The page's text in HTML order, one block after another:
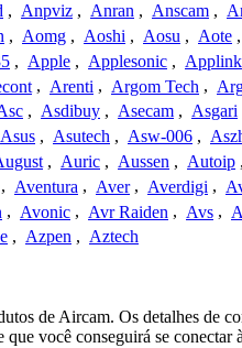
, Anpviz , Anran , Anscam ,
, Aomg , Aoshi , Aosu , Aote ,
, Apple , Applesonic , Applink
, Arenti , Argom Tech ,
, Asdibuy , Asecam , Asgari
Asus , Asutech , Asw-006 ,
, Auric , Aussen , Autoip ,
, Aventura , Aver , Averdigi ,
, Avonic , Avr Raiden , Avs ,
, Azpen , Aztech
de Aircam. Os detalhes de
você conseguirá se conectar